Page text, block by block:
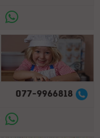
077-9966818